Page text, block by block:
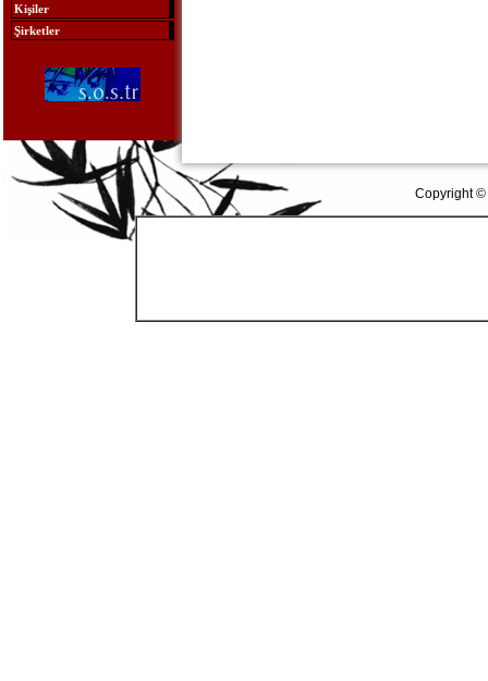
Kişiler
Şirketler
Copyright ©